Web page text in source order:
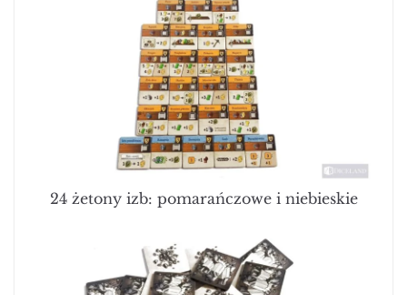
24 żetony izb: pomarańczowe i niebieskie